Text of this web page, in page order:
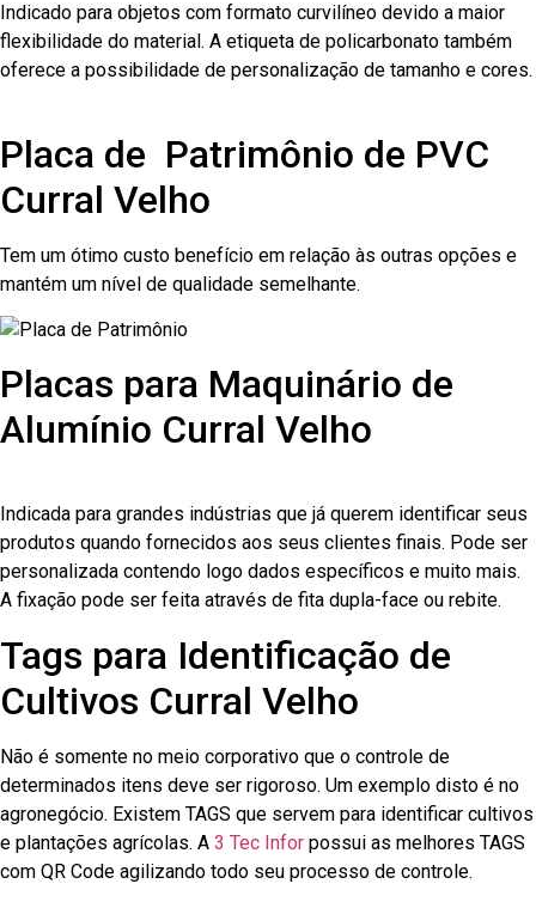
Indicado para objetos com formato curvilíneo devido a maior
flexibilidade do material. A etiqueta de policarbonato também
oferece a possibilidade de personalização de tamanho e cores.
Placa de Patrimônio de PVC
Curral Velho
Tem um ótimo custo benefício em relação às outras opções e
mantém um nível de qualidade semelhante.
Placas para Maquinário de
Alumínio Curral Velho
Indicada para grandes indústrias que já querem identificar seus
produtos quando fornecidos aos seus clientes finais. Pode ser
personalizada contendo logo dados específicos e muito mais.
A fixação pode ser feita através de fita dupla-face ou rebite.
Tags para Identificação de
Cultivos Curral Velho
Não é somente no meio corporativo que o controle de
determinados itens deve ser rigoroso. Um exemplo disto é no
agronegócio. Existem TAGS que servem para identificar cultivos
e plantações agrícolas. A 3 Tec Infor possui as melhores TAGS
com QR Code agilizando todo seu processo de controle.